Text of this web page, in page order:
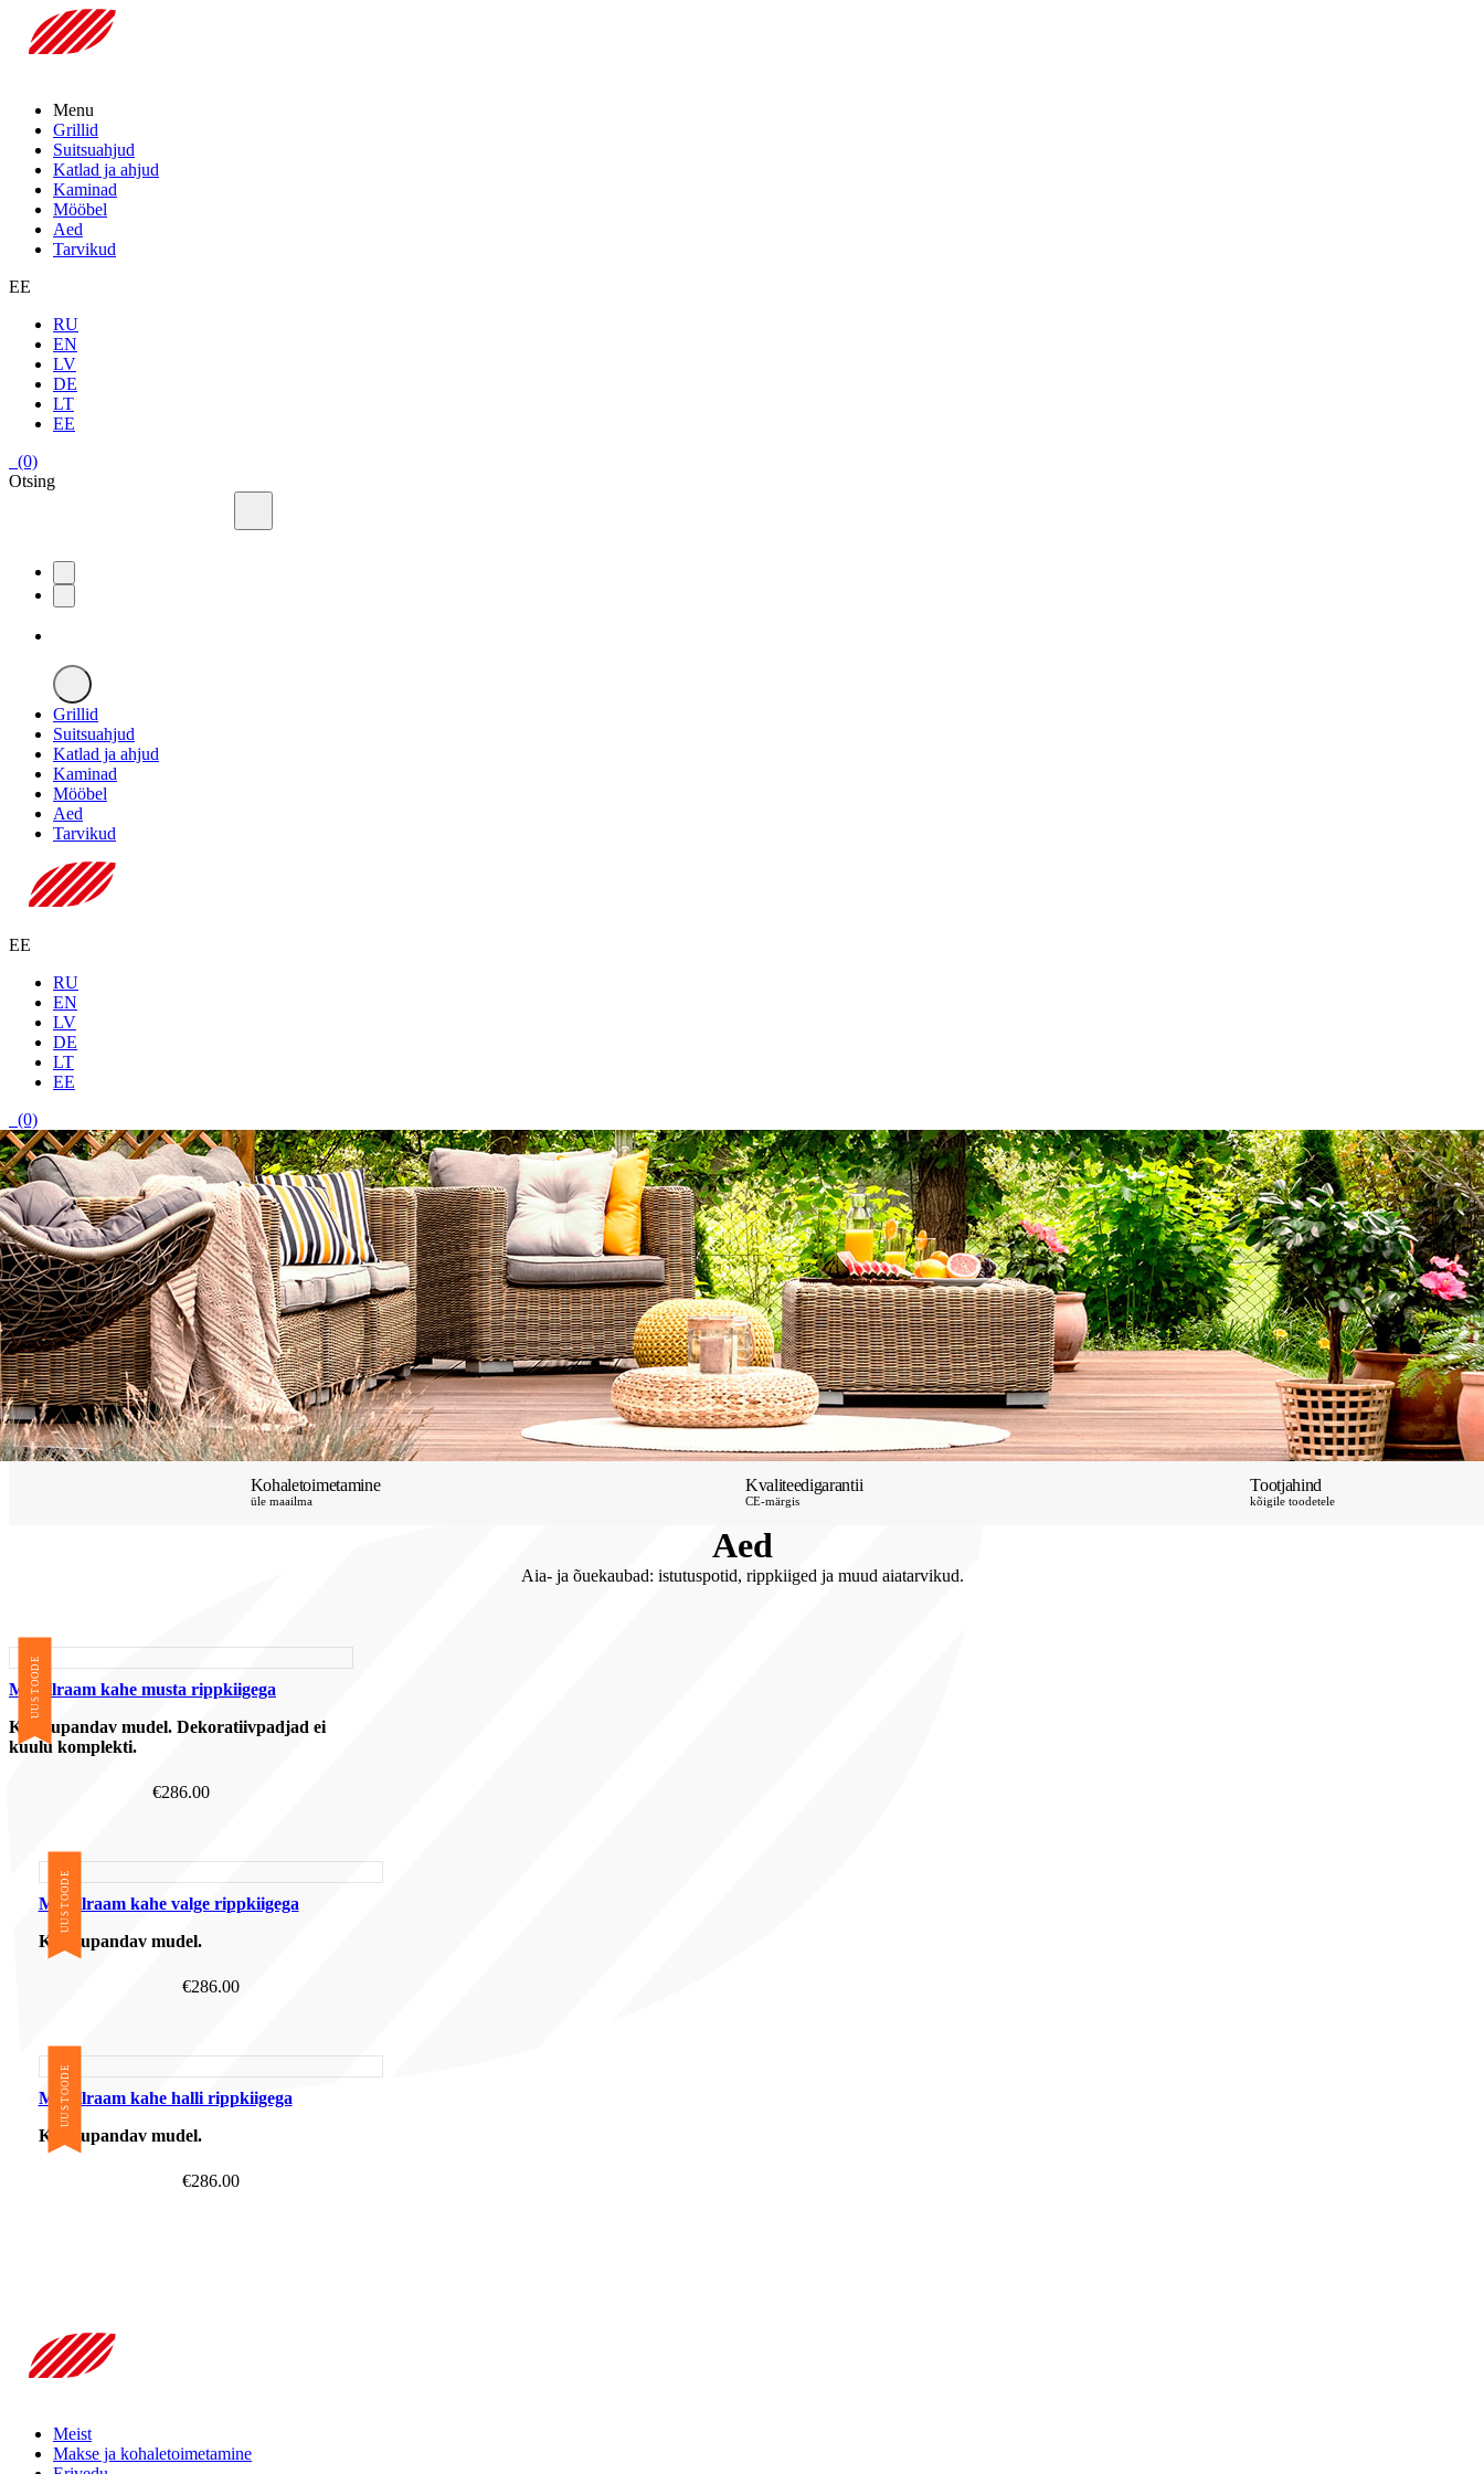
Menu
Grillid
Suitsuahjud
Katlad ja ahjud
Kaminad
Mööbel
Aed
Tarvikud
EE
RU
EN
LV
DE
LT
EE
(0)
Otsing
Grillid
Suitsuahjud
Katlad ja ahjud
Kaminad
Mööbel
Aed
Tarvikud
EE
RU
EN
LV
DE
LT
EE
(0)
Kohaletoimetamine
üle maailma
Kvaliteedigarantii
CE-märgis
Tootjahind
kõigile toodetele
Aed
Aia- ja õuekaubad: istutuspotid, rippkiiged ja muud aiatarvikud.
UUS TOODE
Metallraam kahe musta rippkiigega
Kokkupandav mudel. Dekoratiivpadjad ei
kuulu komplekti.
€286.00
UUS TOODE
Metallraam kahe valge rippkiigega
Kokkupandav mudel.
€286.00
UUS TOODE
Metallraam kahe halli rippkiigega
Kokkupandav mudel.
€286.00
Meist
Makse ja kohaletoimetamine